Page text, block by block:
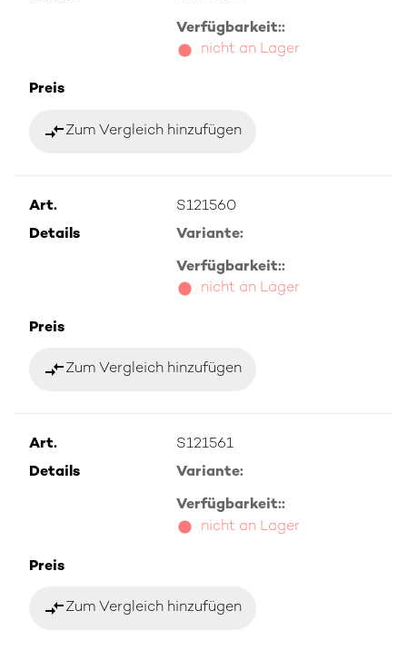
Verfügbarkeit::
nicht an Lager
Preis
compare_arrowsZum Vergleich hinzufügen
Art.
S121560
Details
Variante:
Verfügbarkeit::
nicht an Lager
Preis
compare_arrowsZum Vergleich hinzufügen
Art.
S121561
Details
Variante:
Verfügbarkeit::
nicht an Lager
Preis
compare_arrowsZum Vergleich hinzufügen